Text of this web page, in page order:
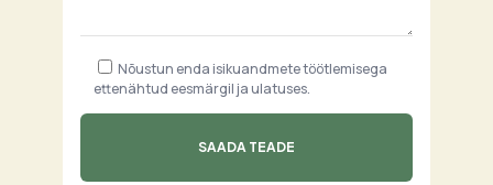
Nõustun enda isikuandmete töötlemisega
ettenähtud eesmärgil ja ulatuses.